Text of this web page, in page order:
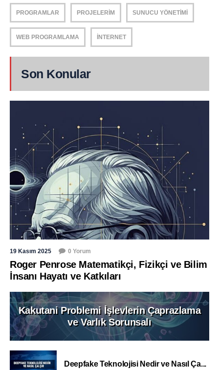
PROGRAMLAR PROJELERIM SUNUCU YÖNETIMI
WEB PROGRAMLAMA İNTERNET
Son Konular
19 Kasım 2025 0 Yorum
Roger Penrose Matematikçi, Fizikçi ve Bilim
İnsanı Hayatı ve Katkıları
Kakutani Problemi İşlevlerin Çaprazlama
ve Varlık Sorunsalı
Deepfake Teknolojisi Nedir ve Nasıl Ça...